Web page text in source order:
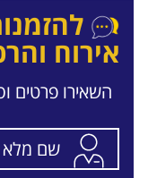
אירוח
השאירו פרטים